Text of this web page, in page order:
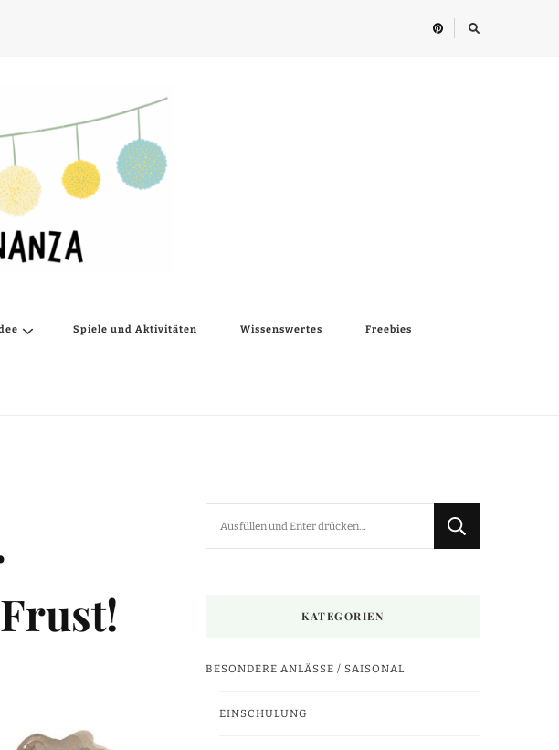
Spiele und Aktivitäten Wissenswertes Freebies
KATEGORIEN
BESONDERE ANLÄSSE / SAISONAL
EINSCHULUNG